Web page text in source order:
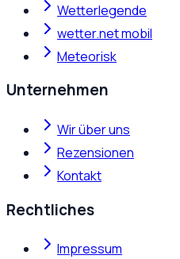
Wetterlegende
wetter.net mobil
Meteorisk
Unternehmen
Wir über uns
Rezensionen
Kontakt
Rechtliches
Impressum